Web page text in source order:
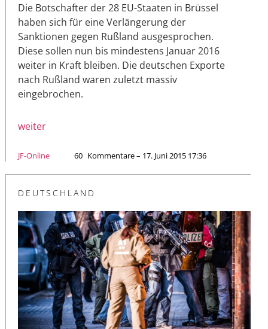
Die Botschafter der 28 EU-Staaten in Brüssel
haben sich für eine Verlängerung der
Sanktionen gegen Rußland ausgesprochen.
Diese sollen nun bis mindestens Januar 2016
weiter in Kraft bleiben. Die deutschen Exporte
nach Rußland waren zuletzt massiv
eingebrochen.
weiter
JF-Online 60 Kommentare – 17. Juni 2015 17:36
DEUTSCHLAND